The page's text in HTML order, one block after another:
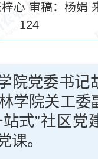
心 审稿：杨娟
124
院党委书记
学院关工委
站式”社区
课。